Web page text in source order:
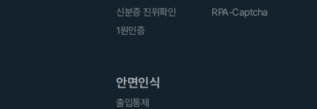
신분증 진위확인
1원인증
RPA-Captcha
안면인식
출입통제